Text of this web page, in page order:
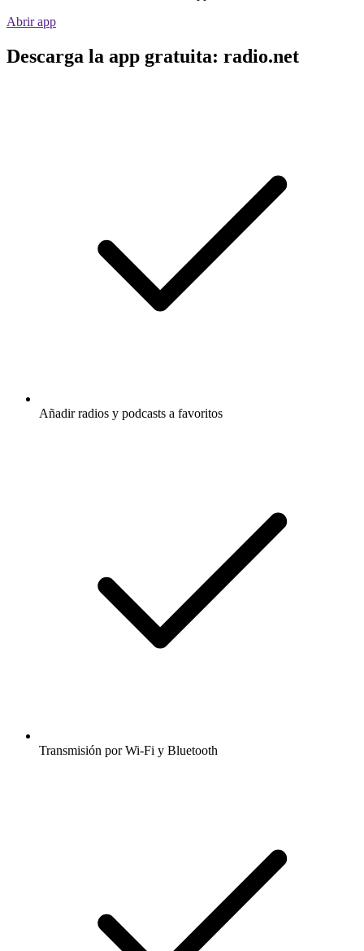
Abrir app
Descarga la app gratuita: radio.net
Añadir radios y podcasts a favoritos
Transmisión por Wi-Fi y Bluetooth